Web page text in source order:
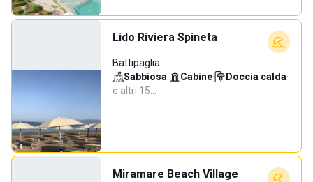
Lido Riviera Spineta
Battipaglia
Sabbiosa· Cabine· Doccia calda·
e altri 15…
Miramare Beach Village